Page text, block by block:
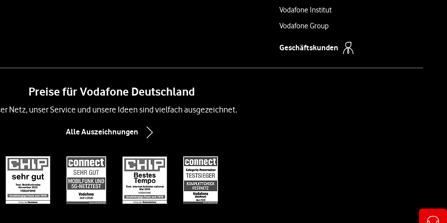
Vodafone Institut
Vodafone Group
Geschäftskunden
Preise für Vodafone Deutschland
Netz, unser Service und unsere Ideen sind vielfach ausgezeichnet.
Alle Auszeichnungen